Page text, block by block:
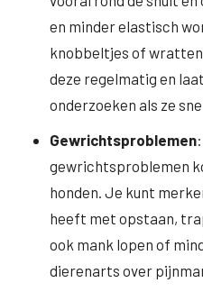
en minder elastisch
knobbeltjes of
deze regelmatig en
onderzoeken als ze
Gewrichtsproblemen
gewrichtsproblemen
honden. Je kunt
heeft met opstaan,
ook mank lopen of
dierenarts over